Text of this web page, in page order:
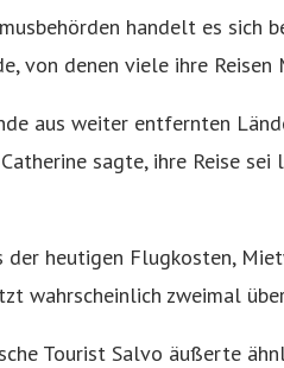
handelt es sich
von denen viele ihre
aus weiter entfernten
Catherine sagte, ihre Reise
der heutigen Flugkosten,
wahrscheinlich zweimal
Tourist Salvo äußerte